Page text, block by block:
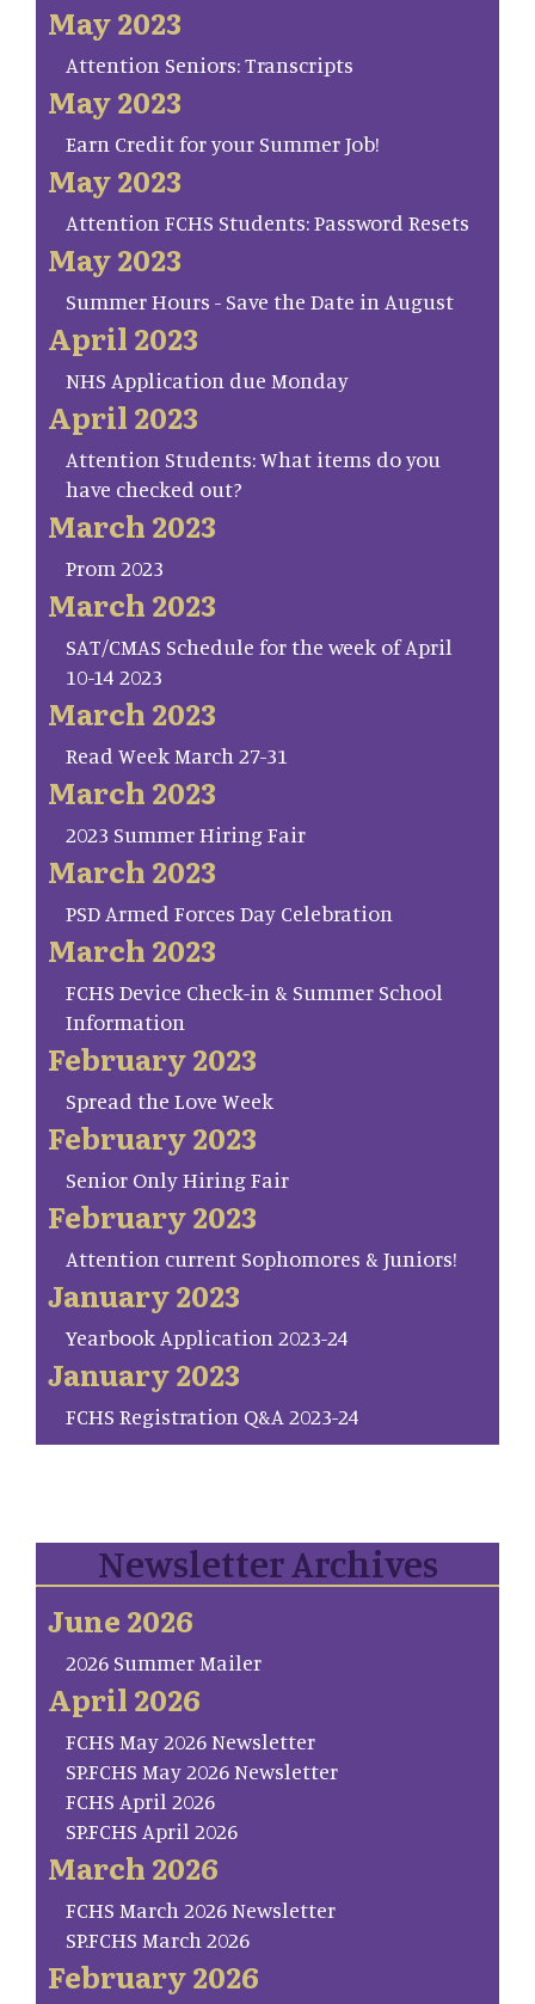
May 2023
Attention Seniors: Transcripts
May 2023
Earn Credit for your Summer Job!
May 2023
Attention FCHS Students: Password Resets
May 2023
Summer Hours - Save the Date in August
April 2023
NHS Application due Monday
April 2023
Attention Students: What items do you
have checked out?
March 2023
Prom 2023
March 2023
SAT/CMAS Schedule for the week of April
10-14 2023
March 2023
Read Week March 27-31
March 2023
2023 Summer Hiring Fair
March 2023
PSD Armed Forces Day Celebration
March 2023
FCHS Device Check-in & Summer School
Information
February 2023
Spread the Love Week
February 2023
Senior Only Hiring Fair
February 2023
Attention current Sophomores & Juniors!
January 2023
Yearbook Application 2023-24
January 2023
FCHS Registration Q&A 2023-24
Newsletter Archives
June 2026
2026 Summer Mailer
April 2026
FCHS May 2026 Newsletter
SP.FCHS May 2026 Newsletter
FCHS April 2026
SP.FCHS April 2026
March 2026
FCHS March 2026 Newsletter
SP.FCHS March 2026
February 2026